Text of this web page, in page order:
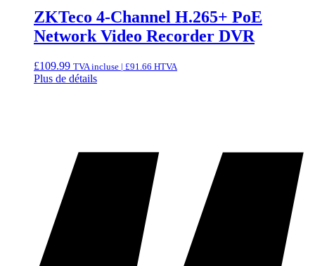
ZKTeco 4-Channel H.265+ PoE
Network Video Recorder DVR
£109.99 TVA incluse | £91.66 HTVA
Plus de détails